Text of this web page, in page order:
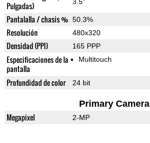
Pulgadas)
Pantalalla / chasis % 50.3%
Resolución 480x320
Densidad (PPI) 165 PPP
Especificaciones de la
pantalla
Multitouch
Profundidad de color 24 bit
Primary Camera
Megapixel 2-MP